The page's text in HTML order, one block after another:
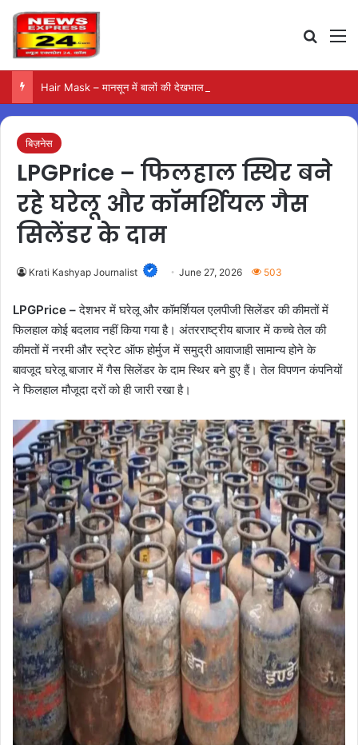
Hair Mask – मानसून में बालों की देखभाल के लिए आजमाएं अंडे का मास्क
बिज़नेस
LPGPrice – फिलहाल स्थिर बने
रहे घरेलू और कॉमर्शियल गैस
सिलेंडर के दाम
Krati Kashyap Journalist June 27, 2026 503
LPGPrice –देशभर में घरेलू और कॉमर्शियल एलपीजी सिलेंडर की कीमतों में
फिलहाल कोई बदलाव नहीं किया गया है। अंतरराष्ट्रीय बाजार में कच्चे तेल की
कीमतों में नरमी और स्ट्रेट ऑफ होर्मुज में समुद्री आवाजाही सामान्य होने के
बावजूद घरेलू बाजार में गैस सिलेंडर के दाम स्थिर बने हुए हैं। तेल विपणन कंपनियों
ने फिलहाल मौजूदा दरों को ही जारी रखा है।